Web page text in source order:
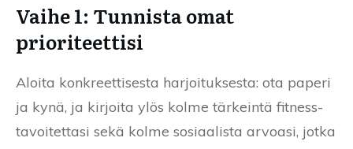
Vaihe 1: Tunnista omat
prioriteettisi
Aloita konkreettisesta harjoituksesta: ota paperi
ja kynä, ja kirjoita ylös kolme tärkeintä fitness-
tavoitettasi sekä kolme sosiaalista arvoasi, jotka